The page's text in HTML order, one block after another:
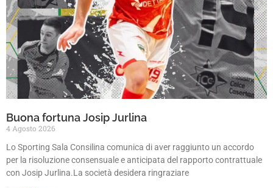
Buona fortuna Josip Jurlina
4 Agosto 2026
Lo Sporting Sala Consilina comunica di aver raggiunto un accordo
per la risoluzione consensuale e anticipata del rapporto contrattuale
con Josip Jurlina.La società desidera ringraziare